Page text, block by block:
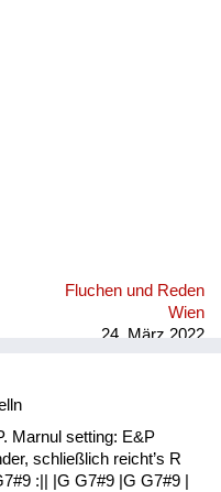
Fluchen und Reden
Wien
24. März 2022
Marnul setting: E&P
schließlich reicht’s R
:|| |G G7#9 |G G7#9 |